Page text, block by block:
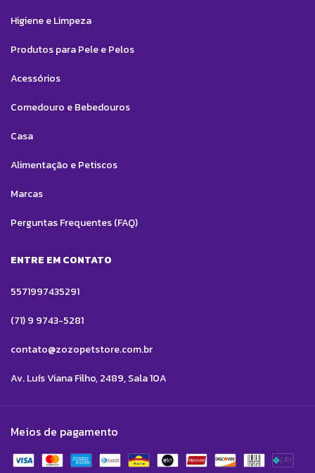
Higiene e Limpeza
Produtos para Pele e Pelos
Acessórios
Comedouro e Bebedouros
Casa
Alimentação e Petiscos
Marcas
Perguntas Frequentes (FAQ)
ENTRE EM CONTATO
5571997435291
(71) 9 9743-5281
contato@zozopetstore.com.br
Av. Luís Viana Filho, 2489, Sala 10A
Meios de pagamento